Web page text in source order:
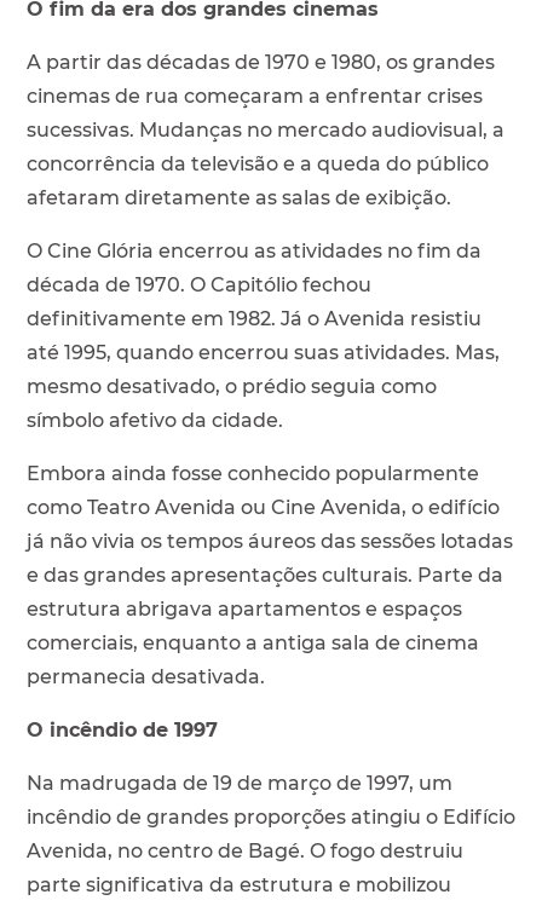
O fim da era dos grandes cinemas
A partir das décadas de 1970 e 1980, os grandes
cinemas de rua começaram a enfrentar crises
sucessivas. Mudanças no mercado audiovisual, a
concorrência da televisão e a queda do público
afetaram diretamente as salas de exibição.
O Cine Glória encerrou as atividades no fim da
década de 1970. O Capitólio fechou
definitivamente em 1982. Já o Avenida resistiu
até 1995, quando encerrou suas atividades. Mas,
mesmo desativado, o prédio seguia como
símbolo afetivo da cidade.
Embora ainda fosse conhecido popularmente
como Teatro Avenida ou Cine Avenida, o edifício
já não vivia os tempos áureos das sessões lotadas
e das grandes apresentações culturais. Parte da
estrutura abrigava apartamentos e espaços
comerciais, enquanto a antiga sala de cinema
permanecia desativada.
O incêndio de 1997
Na madrugada de 19 de março de 1997, um
incêndio de grandes proporções atingiu o Edifício
Avenida, no centro de Bagé. O fogo destruiu
parte significativa da estrutura e mobilizou